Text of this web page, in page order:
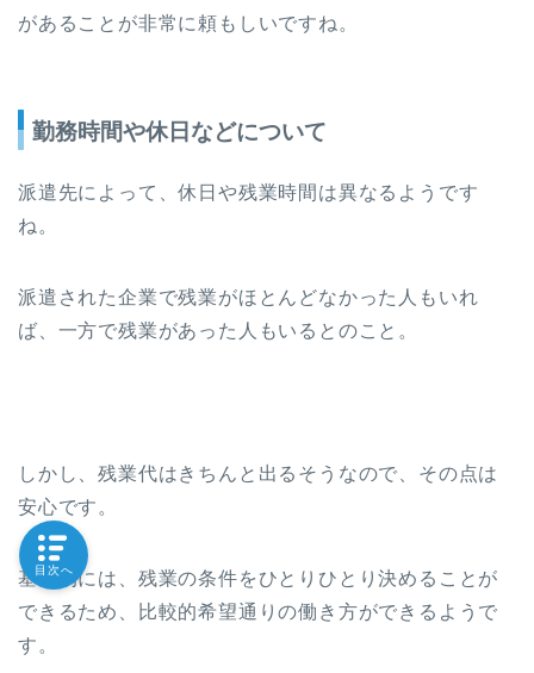
があることが非常に頼もしいですね。
勤務時間や休日などについて
派遣先によって、休日や残業時間は異なるようです
ね。
派遣された企業で残業がほとんどなかった人もいれ
ば、一方で残業があった人もいるとのこと。
しかし、残業代はきちんと出るそうなので、その点は
安心です。
基本的には、残業の条件をひとりひとり決めることが
できるため、比較的希望通りの働き方ができるようで
す。
目次へ